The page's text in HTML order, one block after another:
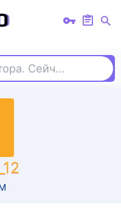
Найдите курс или автора. Сейчас ищут